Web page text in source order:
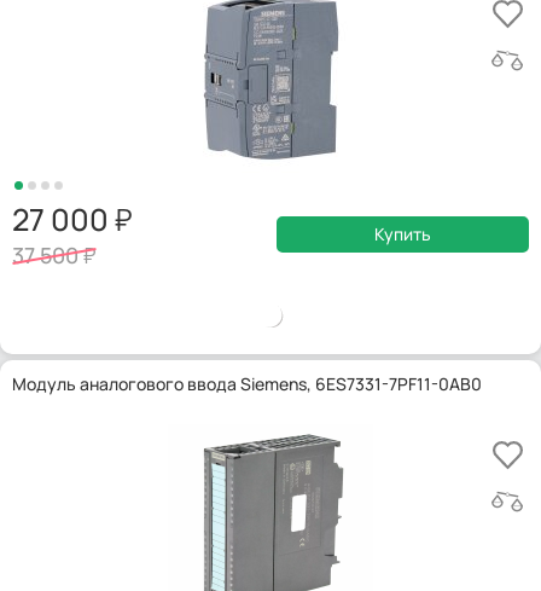
27 000
37 500
Купить
Модуль аналогового ввода Siemens, 6ES7331-7PF11-0AB0